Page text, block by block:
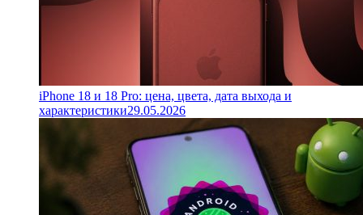
iPhone 18 и 18 Pro: цена, цвета, дата выхода и
характеристики29.05.2026